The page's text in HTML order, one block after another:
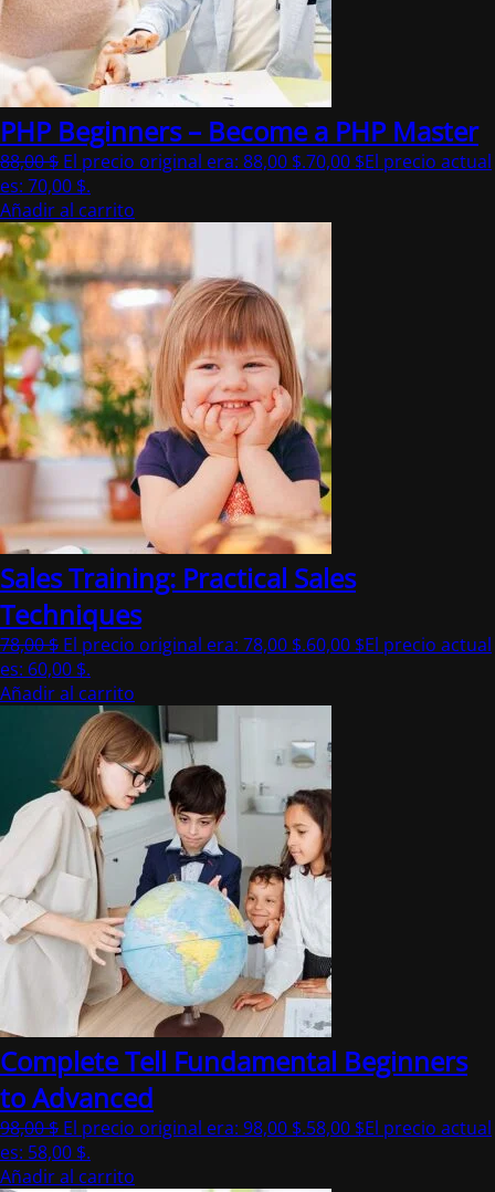
PHP Beginners – Become a PHP Master
88,00$ El precio original era: 88,00 $.70,00 $El precio actual
es: 70,00 $.
Añadir al carrito
Sales Training: Practical Sales
Techniques
78,00$ El precio original era: 78,00 $.60,00 $El precio actual
es: 60,00 $.
Añadir al carrito
Complete Tell Fundamental Beginners
to Advanced
98,00$ El precio original era: 98,00 $.58,00 $El precio actual
es: 58,00 $.
Añadir al carrito